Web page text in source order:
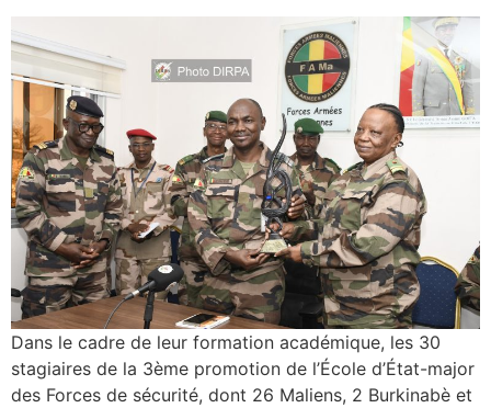
Dans le cadre de leur formation académique, les 30
stagiaires de la 3ème promotion de l’École d’État-major
des Forces de sécurité, dont 26 Maliens, 2 Burkinabè et